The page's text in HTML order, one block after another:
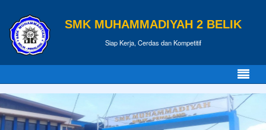
SMK MUHAMMADIYAH 2 BELIK
Siap Kerja, Cerdas dan Kompetitif